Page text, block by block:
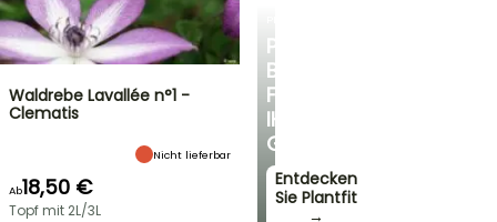
PERSÖNLICHE
BERATUNG
FÜR
IHREN
GARTEN
Entdecken
Sie Plantfit
→
Waldrebe Lavallée n°1 -
Clematis
Nicht lieferbar
Ab18,50 €
Topf mit 2L/3L